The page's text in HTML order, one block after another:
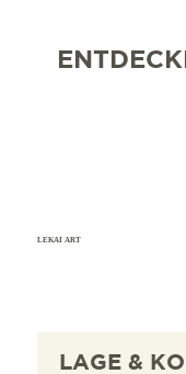
LEKAI ART
LAGE &